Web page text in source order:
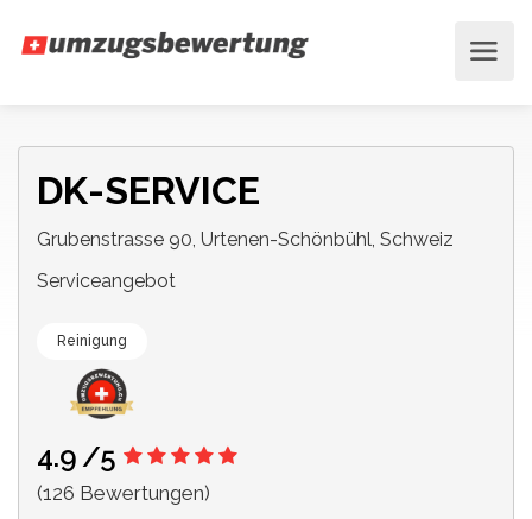
DK-SERVICE
Grubenstrasse 90, Urtenen-Schönbühl, Schweiz
Serviceangebot
Reinigung
4.9 /5
(126 Bewertungen)